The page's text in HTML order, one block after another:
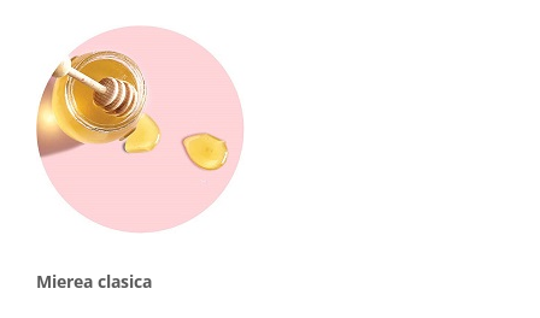
Mierea clasica